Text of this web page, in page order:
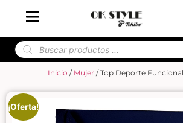
Inicio / Mujer/ Top Deporte
¡Oferta!